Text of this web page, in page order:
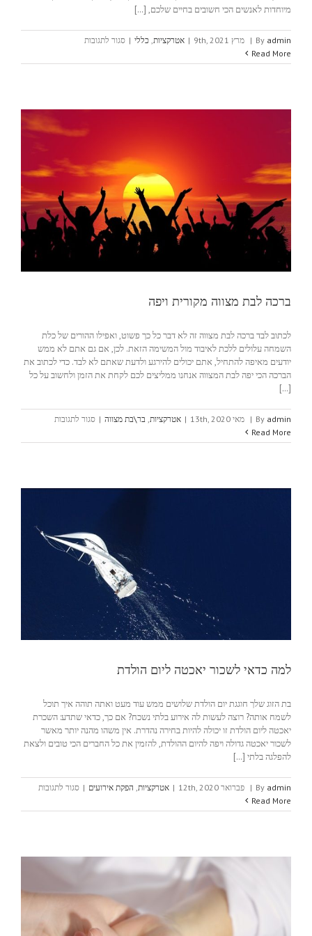
מיוחדות לאנשים הכי חשובים בחיים שלכם, [...]
By admin
| מרץ 9th, 2021 | אטרקציות כללי | סגור לתגובות
מתנות
כפתור
פינה
Read More
ברכה לבת מצווה מקורית ויפה
לכתוב לבד ברכה לבת מצווה זה לא דבר כל כך פשוט, ואפילו ההורים של כלת
השמחה עלולים ללכת לאיבוד מול המשימה הזאת. לכן, אם גם אתם לא ממש
יודעים מאיפה להתחיל, אתם יכולים להירגע ולדעת שאתם לא לבד. כדי לכתוב את
הברכה הכי יפה לבת המצווה אנחנו ממליצים לכם לקחת את הזמן ולחשוב על כל
[...]
By admin
| מאי 13th, 2020 | אטרקציות בר\בת מצווה | סגור לתגובות
לבת
Read More
למה כדאי לשכור יאכטה ליום הולדת
בת הזוג שלך חוגגת יום הולדת שלושים ממש עוד מעט ואתה תוהה איך תוכל
לשמח אותה? רוצה לעשות לה אירוע בלתי נשכח? אם כך, כדאי שתדע: השכרת
יאכטה ליום הולדת זו יכולה להיות בחירה נהדרת. אין משהו מהנה יותר מאשר
לשכור יאכטה גדולה ויפה להיום ההולדת, להזמין את כל החברים הכי טובים ולצאת
להפלגה בלתי [...]
By admin
| פברואר 12th, 2020 | אטרקציות, הפקת אירועים | סגור לתגובות
כדאי
Read More